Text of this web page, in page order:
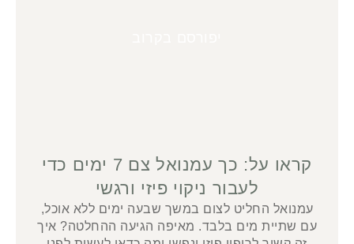
קראו על: כך עמנואל צם 7 ימים כדי
לעבור ניקוי פיזי ורגשי
עמנואל החליט לצום במשך שבעה ימים ללא אוכל,
עם שתיית מים בלבד. מאיפה הגיעה ההחלטה? איך